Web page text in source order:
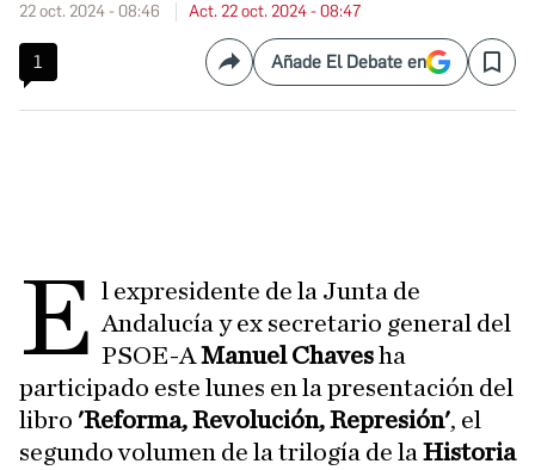
22 oct. 2024 - 08:46 Act. 22 oct. 2024 - 08:47
1 CompartirAñade El Debate en Save
E l expresidente de la Junta de
Andalucía y ex secretario general del
PSOE-AManuel Chavesha
participado este lunes en la presentación del
libro 'Reforma, Revolución, Represión', el
segundo volumen de la trilogía de la Historia